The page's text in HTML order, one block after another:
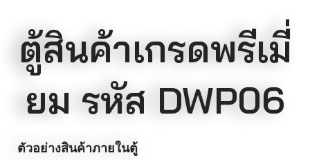
ตู้สินค้าเกรดพรีเมี่
ยม รหัส DWP06
ตัวอย่างสินค้าภายในตู้